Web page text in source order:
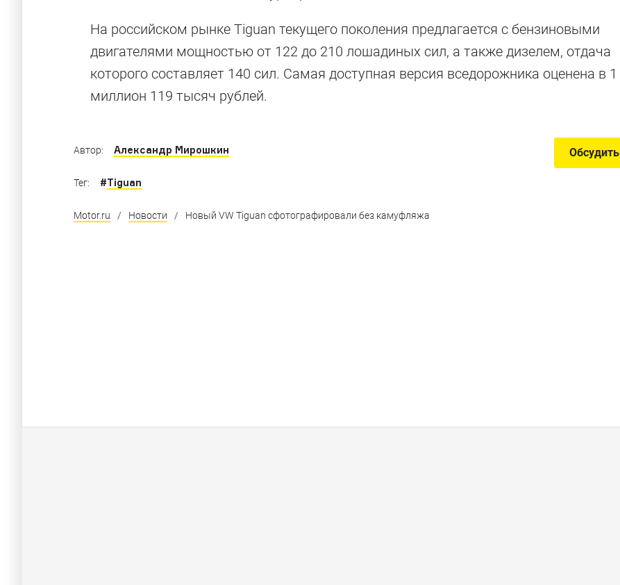
На российском рынке Tiguan текущего поколения предлагается с бензиновыми
двигателями мощностью от 122 до 210 лошадиных сил, а также дизелем, отдача
которого составляет 140 сил. Самая доступная версия вседорожника оценена в 1
миллион 119 тысяч рублей.
Обсудить
Автор: Александр Мирошкин
Тег: #Tiguan
Motor.ru / Новости / Новый VW Tiguan сфотографировали без камуфляжа